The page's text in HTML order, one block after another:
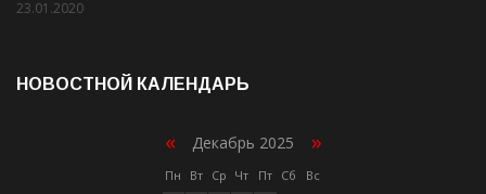
23.01.2020
НОВОСТНОЙ КАЛЕНДАРЬ
« Декабрь 2025 »
Пн Вт Ср Чт Пт Сб Вс